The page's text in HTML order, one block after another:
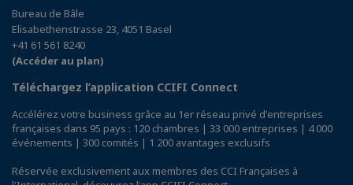
Bureau de Bâle
Elisabethenstrasse 23, 4051 Basel
+41 61 561 8240
(Accéder au plan)
Téléchargez l’application CCIFI Connect
Accélérez votre business grâce au 1er réseau privé d'entreprises
françaises dans 95 pays : 120 chambres | 33 000 entreprises | 4 000
événements | 300 comités | 1 200 avantages exclusifs
Réservée exclusivement aux membres des CCI Françaises à